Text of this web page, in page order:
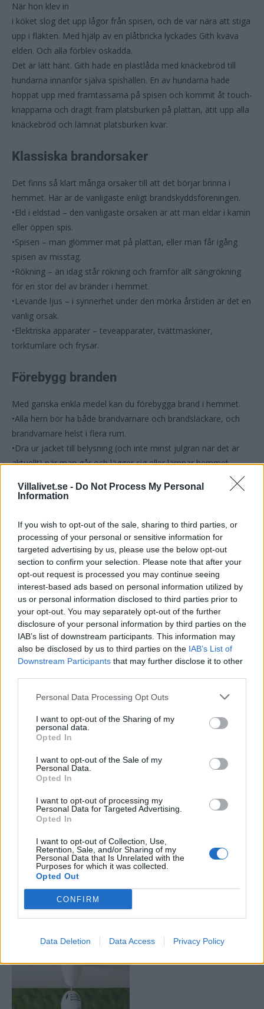
Villalivet.se - Do Not Process My Personal
Information
If you wish to opt-out of the sale, sharing to third parties, or
processing of your personal or sensitive information for
targeted advertising by us, please use the below opt-out
section to confirm your selection. Please note that after your
opt-out request is processed you may continue seeing
interest-based ads based on personal information utilized by
us or personal information disclosed to third parties prior to
your opt-out. You may separately opt-out of the further
disclosure of your personal information by third parties on the
IAB’s list of downstream participants. This information may
also be disclosed by us to third parties on the IAB’s List of
Downstream Participants that may further disclose it to other
Personal Data Processing Opt Outs
I want to opt-out of the Sharing of my
personal data.
Opted In
I want to opt-out of the Sale of my
Personal Data.
Opted In
I want to opt-out of processing my
Personal Data for Targeted Advertising.
Opted In
I want to opt-out of Collection, Use,
Retention, Sale, and/or Sharing of my
Personal Data that Is Unrelated with the
Purposes for which it was collected.
Opted Out
CONFIRM
Data Deletion Data Access Privacy Policy
När hon klev in
i köket slog det upp lågor från spisen, och de var nära att stiga
upp i fläkten. Med hjälp av en plåtbricka lyckades Gith kväva
elden. Och alla förblev oskadda.
Det är lätt hänt. Gith hade en plastlåda med knäckebröd till
hundarna innanför själva spishällen. En av hundarna hade
hoppat upp med framtassarna på spisen och kommit åt touch-
knapparna och dragit fram platsburken på plattan, ätit upp alla
knäckebröd och lämnat platsburken kvar.
Klassiska brandorsaker
Det finns så klart många orsaker till att det börjar brinna i
hemmet. Här är de vanligaste enligt brandskyddsföreningen.
•Eld i eldstad – den vanligaste orsaken är att man eldar i kamin
eller öppen spis.
•Spisen – man glömmer mat på plattan, eller man får igång
spisen av misstag.
•Rökning – än idag står rökning och framför allt sängrökning
för en stor del av bränder i hemmet.
•Levande ljus – i synnerhet under den mörka årstiden är det en
vanlig orsak.
•Elektriska apparater – teveapparater, tvättmaskiner,
torktumlare och frysar.
Förebygg branden
Med ganska enkla medel kan du förebygga brand i hemmet.
•Alla hem bör ha både brandvarnare och brandsläckare, och
brandvarnare helst i flera rum.
•Dra ur jacket till belysning (och inte minst julgran när det är
aktuellt) när man går och lägger sig eller lämnar hemmet.
• Överbelasta inte eluttagen med flera skarvsladdar, sätt hellre
in fler uttag.
• Installera gärna någon form av brandvarningssystem.
Tips för dig som vill skaffa brandlarm!
Patric Brunskog jobbar på ett larm- och teleföretag i Ljungby
och ger följande tips till dig som vill installera ett bra brandlarm
hemma.
•Fundera först över om du vill ha ett larm som är vidarekopplat
eller ett larm som bara ska ljuda internt.
•Vill du ha ett externt larm är det lämpligt att kombinera med
optiska som mäter röktäthet, joniserande som mäter gasen i
luften och värme­detektorer som löser ut vid en viss
temperatur.
•Detektorerna ska alltid placeras i taket, och minst 50
centimeter från väggen.
•Detektorerna bör placeras så att branden upptäcks innan den
detektorer i taket över trappor, eftersom rök och brand stiger
uppåt. Det bästa är att ha en detektor på varje våning.
med radio ligger på ungefär 500 kr styck. Kopplar du in
detektorer i samband med installation av inbrottslarm får du
räkna med en engångskostnad på mellan fem- och tiotusen
kronor.
Text: Lill Andreasson
Foto: Tobias Björkgren